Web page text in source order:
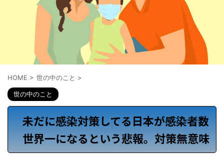
HOME > 世の中のこと >
世の中のこと
未だに感染対策してる日本が感染者数
世界一になるという悲報。対策無意味